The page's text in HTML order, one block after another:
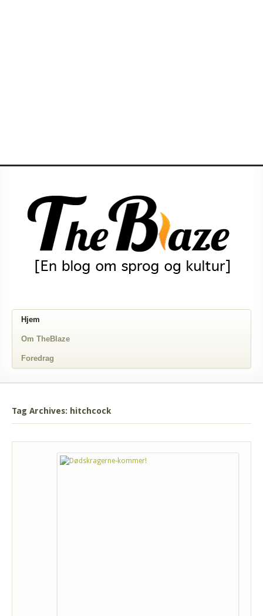
Hjem
Om TheBlaze
Foredrag
Tag Archives: hitchcock